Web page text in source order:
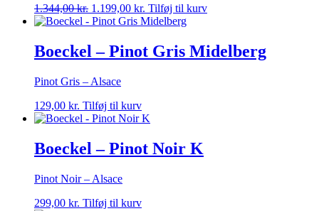
1.344,00kr. Den
oprindelige
1.344,00 kr..
1.199,00 kr. Den
aktuelle
er:
1.199,00 kr..
Tilføj til kurv
Boeckel – Pinot Gris Midelberg
Pinot Gris – Alsace
129,00 kr. Tilføj til kurv
Boeckel – Pinot Noir K
Pinot Noir – Alsace
299,00 kr. Tilføj til kurv